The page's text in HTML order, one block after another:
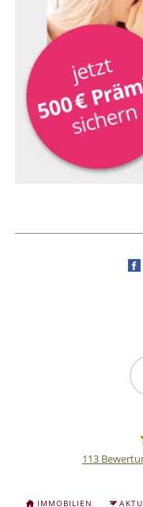
113
NAVIGATION
IMMOBILIEN